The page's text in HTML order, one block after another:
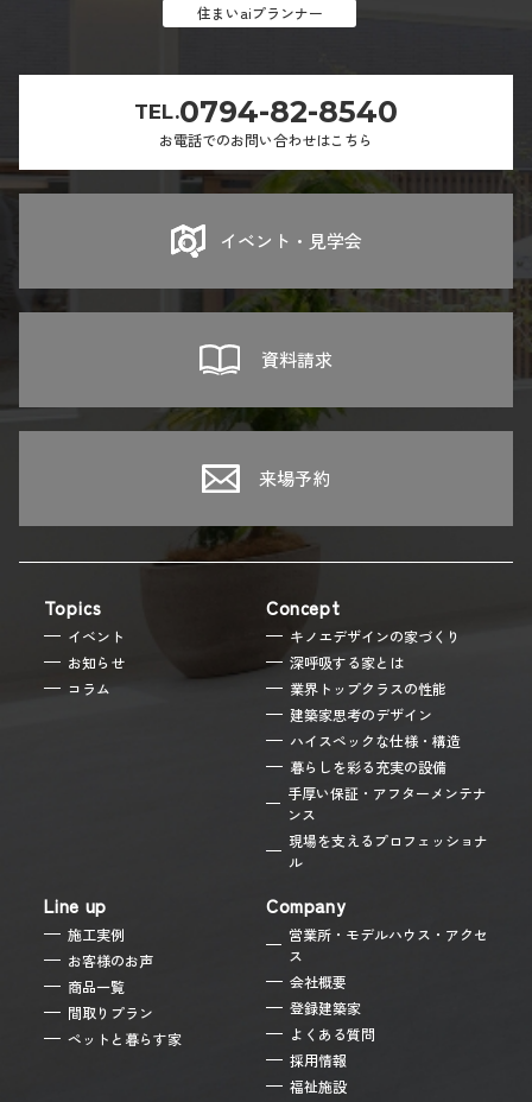
住まいaiプランナー
TEL.0794-82-8540
お電話でのお問い合わせはこちら
イベント・見学会
資料請求
来場予約
Topics
イベント
お知らせ
コラム
Concept
キノエデザインの家づくり
深呼吸する家とは
業界トップクラスの性能
建築家思考のデザイン
ハイスペックな仕様・構造
暮らしを彩る充実の設備
手厚い保証・アフターメンテナ
ンス
現場を支えるプロフェッショナ
ル
Line up
施工実例
お客様のお声
商品一覧
間取りプラン
ペットと暮らす家
Company
営業所・モデルハウス・アクセ
ス
会社概要
登録建築家
よくある質問
採用情報
福祉施設